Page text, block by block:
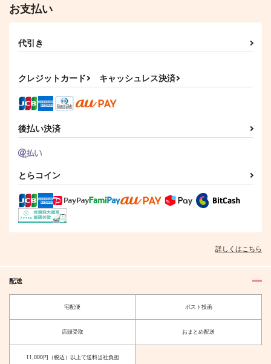
お支払い
代引き
クレジットカード キャッシュレス決済
後払い決済
とらコイン
詳しくはこちら
配送
宅配便 ポスト投函
店頭受取 おまとめ配送
11,000円（税込）以上で送料当社負担